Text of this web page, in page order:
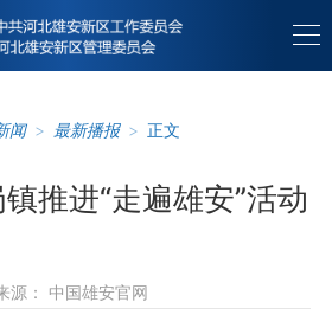
闻 > 最新播报 > 正文
推进“走遍雄安”活动
源： 中国雄安官网